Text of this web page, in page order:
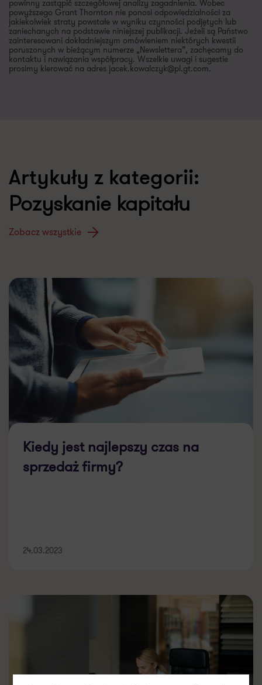
powinny zastąpić szczegółowej analizy zagadnienia. Wobec
powyższego Grant Thornton nie ponosi odpowiedzialności za
jakiekolwiek straty powstałe w wyniku czynności podjętych lub
zaniechanych na podstawie niniejszej publikacji. Jeżeli są Państwo
zainteresowani dokładniejszym omówieniem niektórych kwestii
poruszonych w bieżącym numerze „Newslettera”, zachęcamy do
kontaktu i nawiązania współpracy. Wszelkie uwagi i sugestie
prosimy kierować na adres jacek.kowalczyk@pl.gt.com.
Artykuły z kategorii:
Pozyskanie kapitału
Zobacz wszystkie
Kiedy jest najlepszy czas na
sprzedaż firmy?
24.03.2023